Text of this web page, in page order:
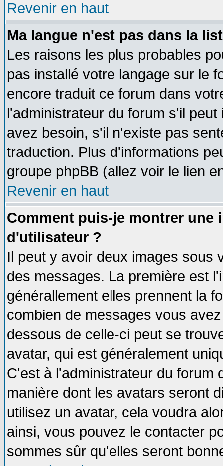
Revenir en haut
Ma langue n'est pas dans la
Les raisons les plus probables
pas installé votre langage sur le
encore traduit ce forum dans
l'administrateur du forum s'il
avez besoin, s'il n'existe pas
traduction. Plus d'informations
groupe phpBB (allez voir le lien
Revenir en haut
Comment puis-je montrer une
d'utilisateur ?
Il peut y avoir deux images sous
des messages. La première est
générallement elles prennent la
combien de messages vous
dessous de celle-ci peut se
avatar, qui est généralement
C'est à l'administrateur du forum
manière dont les avatars seront
utilisez un avatar, cela voudra
ainsi, vous pouvez le contacter
sommes sûr qu'elles seront